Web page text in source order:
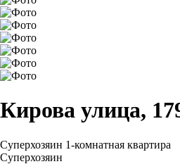
Кирова улица,
Суперхозяин 1-комнатная квартира
Суперхозяин